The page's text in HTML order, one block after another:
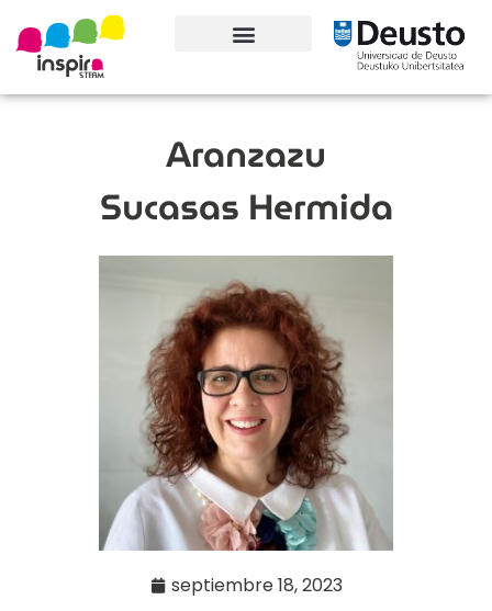
Aranzazu
Sucasas Hermida
septiembre 18, 2023